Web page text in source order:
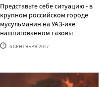
Представьте себе ситуацию - в
крупном российском городе
мусульманин на УАЗ-ике
нашпигованном газовы......
6 СЕНТЯБРЯ'2017